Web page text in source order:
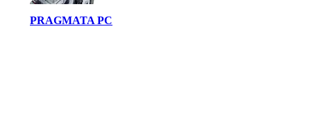
PRAGMATA PC